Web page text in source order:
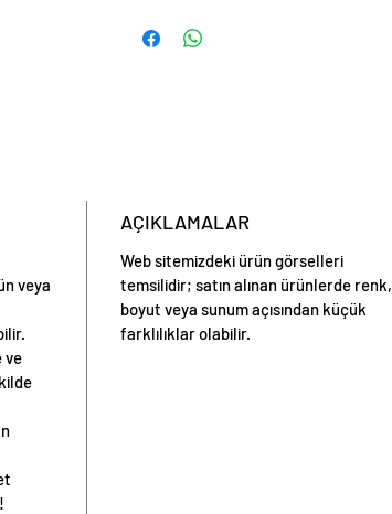
veya
ve
AÇIKLAMALAR
Web sitemizdeki ürün görselleri
temsilidir; satın alınan ürünlerde renk,
boyut veya sunum açısından küçük
farklılıklar olabilir.